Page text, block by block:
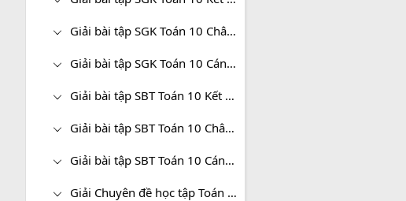
Giải bài tập SGK Toán 10 Chân trời sáng tạo
Giải bài tập SGK Toán 10 Cánh diều
Giải bài tập SBT Toán 10 Kết nối tri thức
Giải bài tập SBT Toán 10 Chân trời sáng tạo
Giải bài tập SBT Toán 10 Cánh diều
Giải Chuyên đề học tập Toán 10 Kết nối tri thức